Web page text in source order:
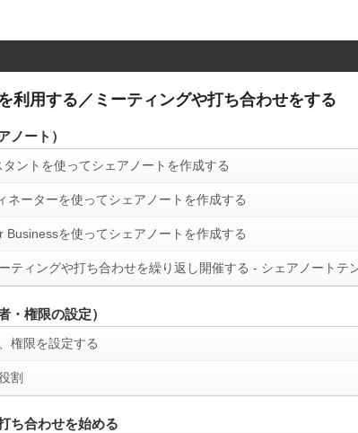
利用する／ミーティングや打ち合わせをする
ノート）
ントを使ってシェアノートを作成する
ネーターを使ってシェアノートを作成する
Businessを使ってシェアノートを作成する
ティングや打ち合わせを繰り返し開催する - シェアノートテ
・権限の設定）
権限を設定する
割
ち合わせを始める